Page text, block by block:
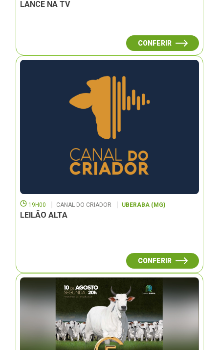
LANCE NA TV
CONFERIR
19H00 CANAL DO CRIADOR UBERABA (MG)
LEILÃO ALTA
CONFERIR